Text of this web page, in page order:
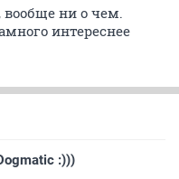
ни о чем.
интереснее
:)))